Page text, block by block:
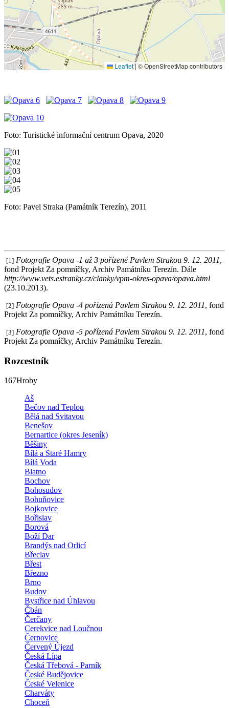
Leaflet| © OpenStreetMap contributors
Foto: Turistické informační centrum Opava, 2020
Foto: Pavel Straka (Památník Terezín), 2011
[1] Fotografie Opava -1 až 3 pořízené Pavlem Strakou 9. 12. 2011,
fond Projekt Za pomníčky, Archiv Památníku Terezín. Dále
http://www.vets.estranky.cz/clanky/vpm-okres-opava/opava.html
(23.10.2013).
[2] Fotografie Opava -4 pořízená Pavlem Strakou 9. 12. 2011, fond
Projekt Za pomníčky, Archiv Památníku Terezín.
[3] Fotografie Opava -5 pořízená Pavlem Strakou 9. 12. 2011, fond
Projekt Za pomníčky, Archiv Památníku Terezín.
Rozcestník
167Hroby
Aš
Bečov nad Teplou
Bělá nad Svitavou
Benešov
Bernartice (okres Jeseník)
Běšiny
Bílá a Staré Hamry
Bílá Voda
Blatno
Bochov
Bohosudov
Bohuňovice
Bojkovice
Bořislav
Borová
Boží Dar
Brandýs nad Orlicí
Břeclav
Břest
Březno
Brno
Budov
Bystřice nad Úhlavou
Čbán
Čerčany
Cerekvice nad Loučnou
Černovice
Červený Újezd
Česká Lípa
Česká Třebová - Parník
České Budějovice
České Velenice
Charváty
Choceň